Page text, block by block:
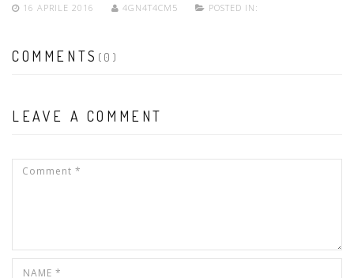
16 APRILE 2016 4GN4T4CM5 POSTED IN:
COMMENTS (0)
LEAVE A COMMENT